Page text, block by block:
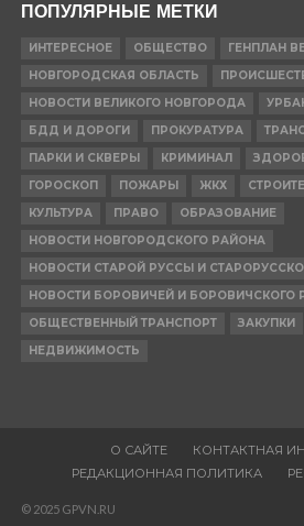
ПОПУЛЯРНЫЕ МЕТКИ
ИНТЕРЕСНОЕ ОБЩЕСТВО
ГЕНПЛАН
НОВГОРОДСКАЯ ОБЛАСТЬ
НОВОСТИ ВЕЛИКОГО НОВГОРОДА
БДД И ДОРОГИ
ПРОКУРАТУРА
ПАРКИ И СКВЕРЫ
КРИМИНАЛ
ГОРОСКОП
ПОЖАРЫ ЖКХ
КУЛЬТУРА
ПРАВО
ОБРАЗОВАНИЕ
НОВОСТИ НОВГОРОДСКОГО РАЙОНА
НОВОСТИ СТАРОЙ РУССЫ И
НОВОСТИ БОРОВИЧЕЙ И БОРОВИЧСКОГО
ОБЩЕСТВЕННЫЙ ТРАНСПОРТ
ЗАКУПКИ
НЕДВИЖИМОСТЬ
О САЙТЕ
КОНТАКТНАЯ
РЕДАКЦИОННАЯ ПОЛИТИКА
© 2025 GPVN.RU